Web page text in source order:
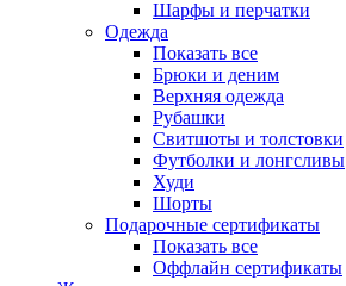
Шарфы и перчатки
Одежда
Показать все
Брюки и деним
Верхняя одежда
Рубашки
Свитшоты и толстовки
Футболки и лонгсливы
Худи
Шорты
Подарочные сертификаты
Показать все
Оффлайн сертификаты